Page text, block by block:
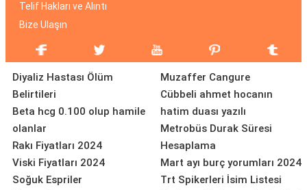
Telif Hakları ve Alıntı
Bize Ulaşın
Diyaliz Hastası Ölüm
Belirtileri
Beta hcg 0.100 olup hamile
olanlar
Rakı Fiyatları 2024
Viski Fiyatları 2024
Soğuk Espriler
Muzaffer Cangure
Cübbeli ahmet hocanın
hatim duası yazılı
Metrobüs Durak Süresi
Hesaplama
Mart ayı burç yorumları 2024
Trt Spikerleri İsim Listesi